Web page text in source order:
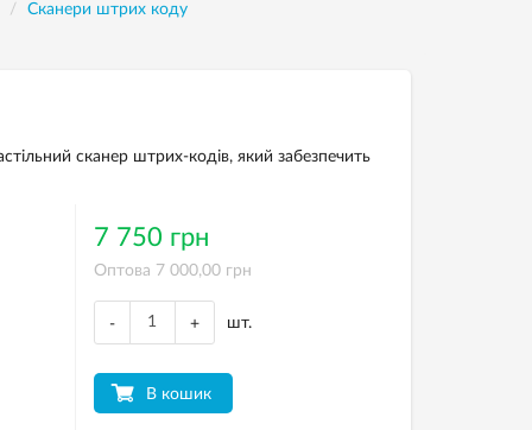
Сканери штрих коду
сканер штрих-кодів, який забезпечить
7 750 грн
Оптова 7 000,00 грн
- + шт.
В кошик